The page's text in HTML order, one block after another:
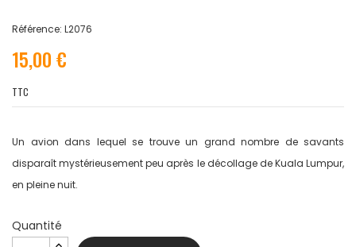
Référence: L2076
15,00 €
TTC
Un avion dans lequel se trouve un grand nombre de savants
disparaît mystérieusement peu après le décollage de Kuala Lumpur,
en pleine nuit.
Quantité